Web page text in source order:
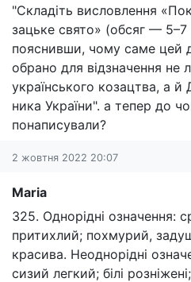
"Складіть висловлення
зацьке свято» (обсяг — 5–7
пояснивши, чому саме цей
обрано для відзначення не
українського козацтва, а й
ника України". а тепер до
понаписували?
2 жовтня 2022 20:07
Maria
325. Однорідні означення:
притихлий; похмурий,
красива. Неоднорідні
сизий легкий; білі